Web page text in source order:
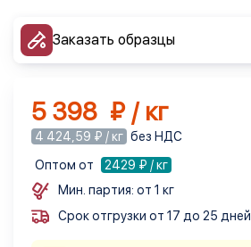
Заказать образцы
5 398 ₽ / кг
4 424,59 ₽ / кг без НДС
Оптом от
2429 ₽ / кг
Мин. партия: от 1 кг
Срок отгрузки от 17 до 25 дней